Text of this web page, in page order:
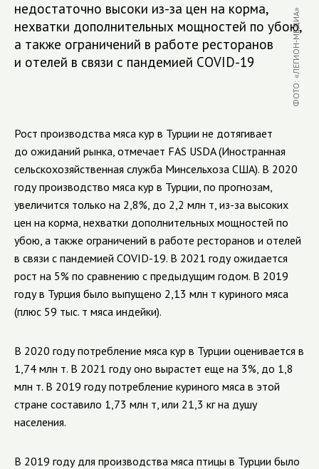
недостаточно высоки из-за цен на корма,
нехватки дополнительных мощностей по убою,
а также ограничений в работе ресторанов
и отелей в связи с пандемией COVID-19
ФОТО: «ЛЕГИОН-МЕДИА»
Рост производства мяса кур в Турции не дотягивает
до ожиданий рынка, отмечает FAS USDA (Иностранная
сельскохозяйственная служба Минсельхоза США). В 2020
году производство мяса кур в Турции, по прогнозам,
увеличится только на 2,8%, до 2,2 млн т, из-за высоких
цен на корма, нехватки дополнительных мощностей по
убою, а также ограничений в работе ресторанов и отелей
в связи с пандемией COVID-19. В 2021 году ожидается
рост на 5% по сравнению с предыдущим годом. В 2019
году в Турция было выпущено 2,13 млн т куриного мяса
(плюс 59 тыс. т мяса индейки).
В 2020 году потребление мяса кур в Турции оценивается в
1,74 млн т. В 2021 году оно вырастет еще на 3%, до 1,8
млн т. В 2019 году потребление куриного мяса в этой
стране составило 1,73 млн т, или 21,3 кг на душу
населения.
В 2019 году для производства мяса птицы в Турции было